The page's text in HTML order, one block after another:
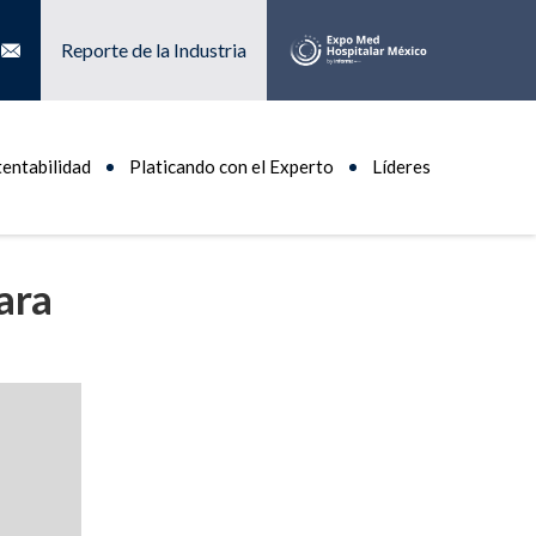
Reporte de la Industria
Platicando con el Experto Líderes